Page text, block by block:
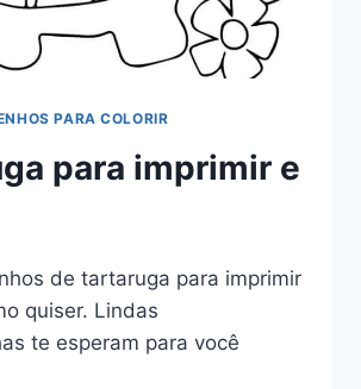
PARA COLORIR
para imprimir e
de tartaruga para imprimir
quiser. Lindas
te esperam para você